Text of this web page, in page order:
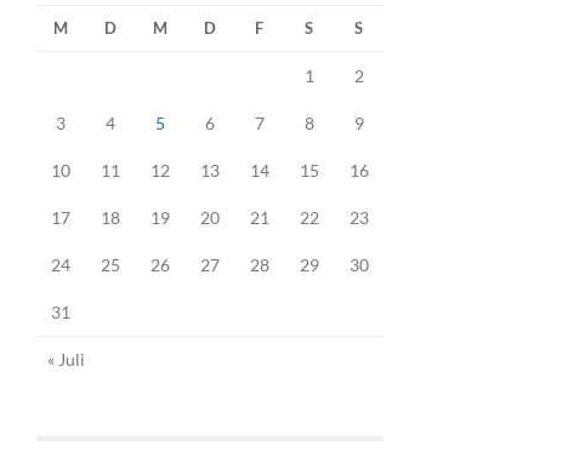
M D M D F S S
1 2
3 4 5 6 7 8 9
10 11 12 13 14 15 16
17 18 19 20 21 22 23
24 25 26 27 28 29 30
31
« Juli